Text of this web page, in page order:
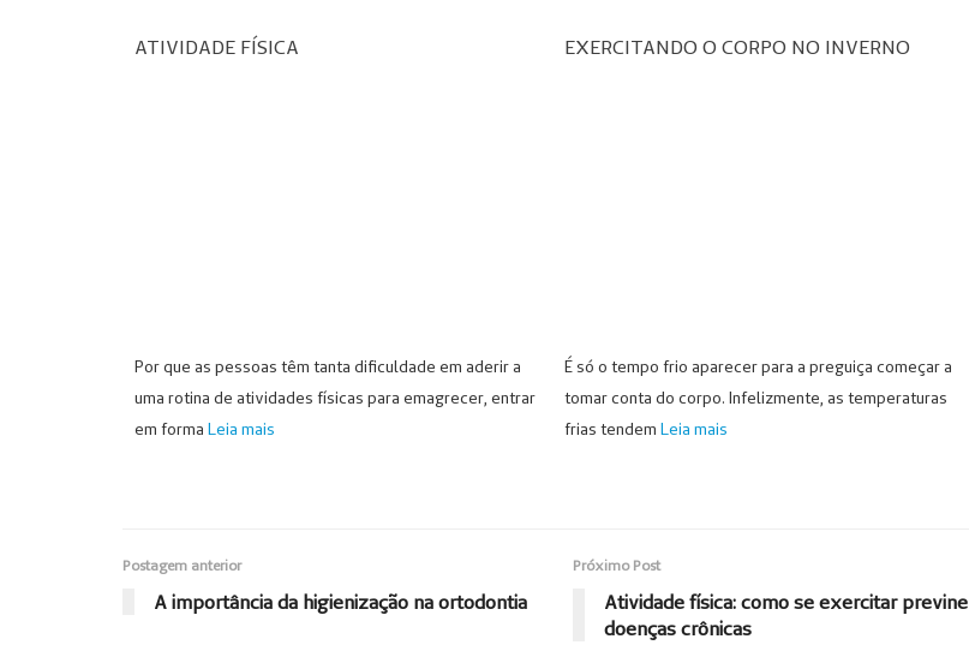
ATIVIDADE FÍSICA
Por que as pessoas têm tanta dificuldade em aderir a
uma rotina de atividades físicas para emagrecer, entrar
em forma Leia mais
EXERCITANDO O CORPO NO INVERNO
É só o tempo frio aparecer para a preguiça começar a
tomar conta do corpo. Infelizmente, as temperaturas
frias tendem Leia mais
Postagem anterior
A importância da higienização na ortodontia
Próximo Post
Atividade física: como se exercitar previne
doenças crônicas